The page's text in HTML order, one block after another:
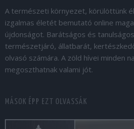
A természeti környezet, körülöttünk
izgalmas életét bemutató online
újdonságot. Barátságos és
természetjáró, állatbarát,
olvasó számára. A zöld hívei minden
megoszthatnak valami jót.
MÁSOK ÉPP EZT OLVASSÁK